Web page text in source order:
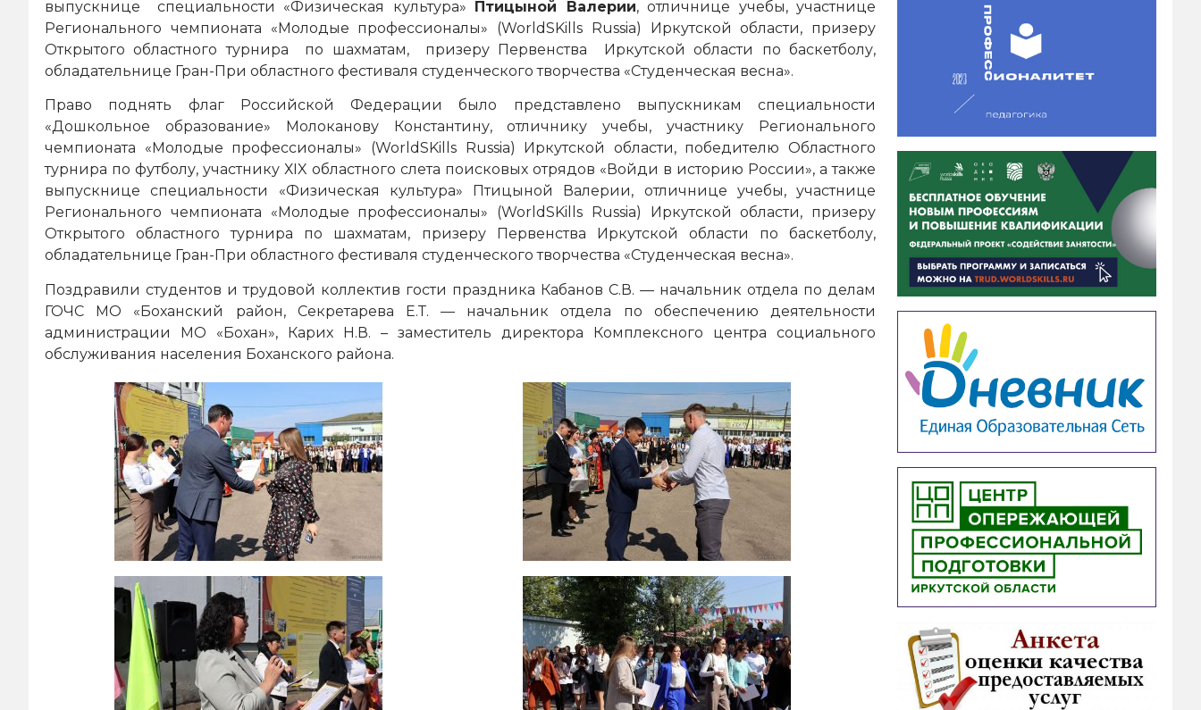
выпускнице специальности «Физическая культура» Птицыной Валерии, отличнице учебы, участнице
Регионального чемпионата «Молодые профессионалы» (WorldSKills Russia) Иркутской области, призеру
Открытого областного турнира по шахматам, призеру Первенства Иркутской области по баскетболу,
обладательнице Гран-При областного фестиваля студенческого творчества «Студенческая весна».
Право поднять флаг Российской Федерации было представлено выпускникам специальности
«Дошкольное образование» Молоканову Константину, отличнику учебы, участнику Регионального
чемпионата «Молодые профессионалы» (WorldSKills Russia) Иркутской области, победителю Областного
турнира по футболу, участнику ХIX областного слета поисковых отрядов «Войди в историю России», а также
выпускнице специальности «Физическая культура» Птицыной Валерии, отличнице учебы, участнице
Регионального чемпионата «Молодые профессионалы» (WorldSKills Russia) Иркутской области, призеру
Открытого областного турнира по шахматам, призеру Первенства Иркутской области по баскетболу,
обладательнице Гран-При областного фестиваля студенческого творчества «Студенческая весна».
Поздравили студентов и трудовой коллектив гости праздника Кабанов С.В. — начальник отдела по делам
ГОЧС МО «Боханский район, Секретарева Е.Т. — начальник отдела по обеспечению деятельности
администрации МО «Бохан», Карих Н.В. – заместитель директора Комплексного центра социального
обслуживания населения Боханского района.